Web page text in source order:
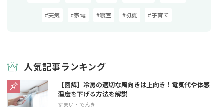
#天気 #家電 #寝室 #初夏 #子育て
人気記事ランキング
【図解】冷房の適切な風向きは上向き！電気代や体感
温度を下げる方法を解説
すまい・でんき